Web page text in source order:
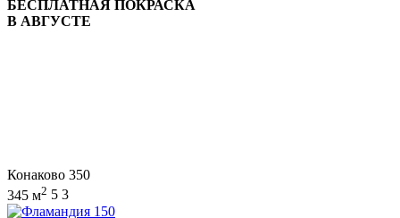
БЕСПЛАТНАЯ ПОКРАСКА
В АВГУСТЕ
Конаково 350
345 м2 5 3